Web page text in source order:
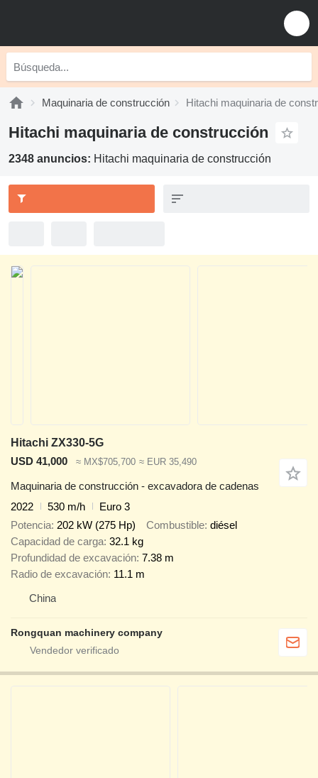
Maquinaria de construcción Hitachi maquinaria de
Hitachi maquinaria de construcción
2348 anuncios: Hitachi maquinaria de construcción
Hitachi ZX330-5G
USD 41,000
≈ MX$705,700 ≈ EUR 35,490
Maquinaria de construcción - excavadora de cadenas
2022
530 m/h
Euro 3
Potencia 202 kW (275 Hp) Combustible diésel
Capacidad de carga 32.1 kg
Profundidad de excavación 7.38 m
Radio de excavación 11.1 m
China
Rongquan machinery company